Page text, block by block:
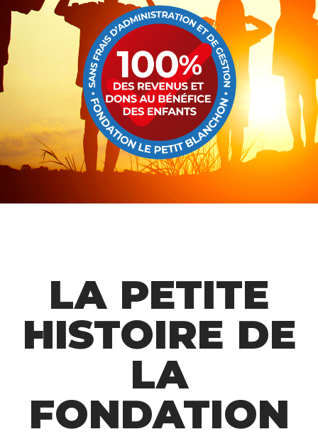
LA PETITE
HISTOIRE DE
LA
FONDATION